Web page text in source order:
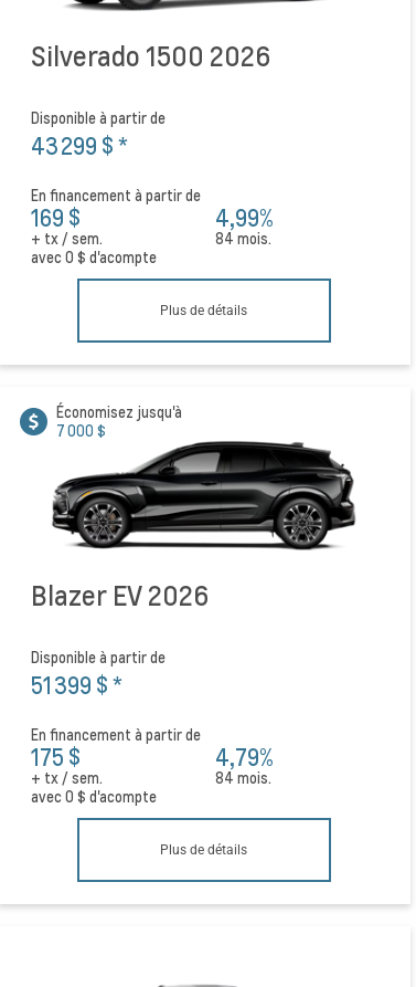
Silverado 1500 2026
Disponible à partir de
43 299 $*
En financement à partir de
169 $
+ tx / sem.
4,99%
84 mois.
avec 0 $ d'acompte
Plus de détails
Économisez jusqu'à
7 000 $
Blazer EV 2026
Disponible à partir de
51 399 $*
En financement à partir de
175 $
+ tx / sem.
4,79%
84 mois.
avec 0 $ d'acompte
Plus de détails